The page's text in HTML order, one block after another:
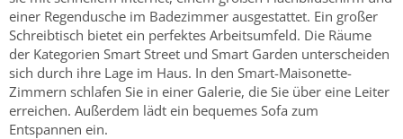
einer Regendusche im Badezimmer ausgestattet. Ein großer
Schreibtisch bietet ein perfektes Arbeitsumfeld. Die Räume
der Kategorien Smart Street und Smart Garden unterscheiden
sich durch ihre Lage im Haus. In den Smart-Maisonette-
Zimmern schlafen Sie in einer Galerie, die Sie über eine Leiter
erreichen. Außerdem lädt ein bequemes Sofa zum
Entspannen ein.